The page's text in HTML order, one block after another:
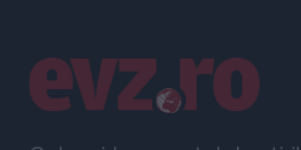
Linkuri utile